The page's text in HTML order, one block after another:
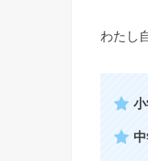
わたし